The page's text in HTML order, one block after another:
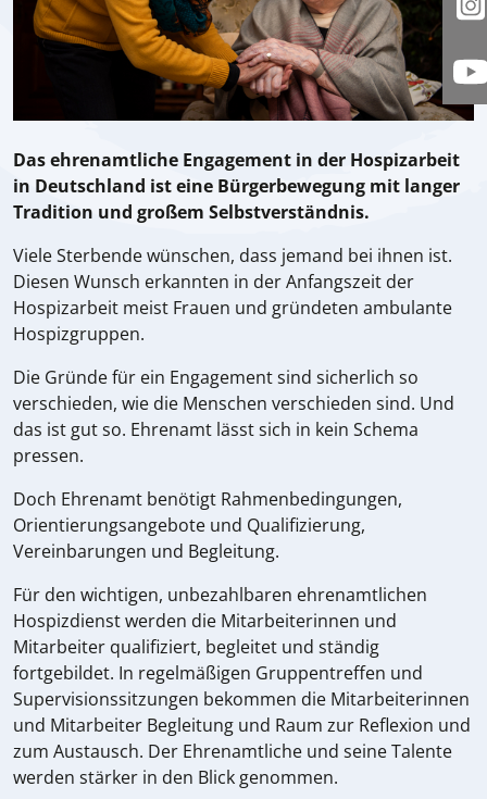
Das ehrenamtliche Engagement in der Hospizarbeit
in Deutschland ist eine Bürgerbewegung mit langer
Tradition und großem Selbstverständnis.
Viele Sterbende wünschen, dass jemand bei ihnen ist.
Diesen Wunsch erkannten in der Anfangszeit der
Hospizarbeit meist Frauen und gründeten ambulante
Hospizgruppen.
Die Gründe für ein Engagement sind sicherlich so
verschieden, wie die Menschen verschieden sind. Und
das ist gut so. Ehrenamt lässt sich in kein Schema
pressen.
Doch Ehrenamt benötigt Rahmenbedingungen,
Orientierungsangebote und Qualifizierung,
Vereinbarungen und Begleitung.
Für den wichtigen, unbezahlbaren ehrenamtlichen
Hospizdienst werden die Mitarbeiterinnen und
Mitarbeiter qualifiziert, begleitet und ständig
fortgebildet. In regelmäßigen Gruppentreffen und
Supervisionssitzungen bekommen die Mitarbeiterinnen
und Mitarbeiter Begleitung und Raum zur Reflexion und
zum Austausch. Der Ehrenamtliche und seine Talente
werden stärker in den Blick genommen.